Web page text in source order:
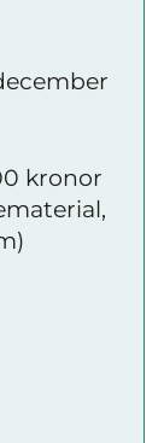
kronor